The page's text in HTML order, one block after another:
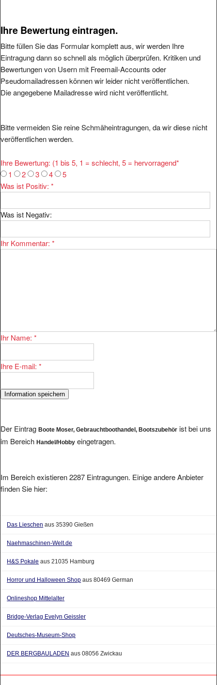
Ihre Bewertung eintragen.
Bitte füllen Sie das Formular komplett aus, wir werden Ihre
Eintragung dann so schnell als möglich überprüfen. Kritiken und
Bewertungen von Usern mit Freemail-Accounts oder
Pseudomailadressen können wir leider nicht veröffentlichen.
Die angegebene Mailadresse wird nicht veröffentlicht.
Bitte vermeiden Sie reine Schmäheintragungen, da wir diese nicht
veröffentlichen werden.
Ihre Bewertung: (1 bis 5, 1 = schlecht, 5 = hervorragend*
1
2 3 4
5
Was ist Positiv: *
Was ist Negativ:
Ihr Kommentar: *
Ihr Name: *
Ihre E-mail: *
Der Eintrag Boote Moser, Gebrauchtboothandel, Bootszubehör ist bei uns
im Bereich Handel/Hobby eingetragen.
Im Bereich existieren 2287 Eintragungen. Einige andere Anbieter
finden Sie hier:
Das Lieschen aus 35390 Gießen
Naehmaschinen-Welt.de
H&S Pokale aus 21035 Hamburg
Horror und Halloween Shop aus 80469 German
Onlineshop Mittelalter
Bridge-Verlag Evelyn Geissler
Deutsches-Museum-Shop
DER BERGBAULADEN aus 08056 Zwickau